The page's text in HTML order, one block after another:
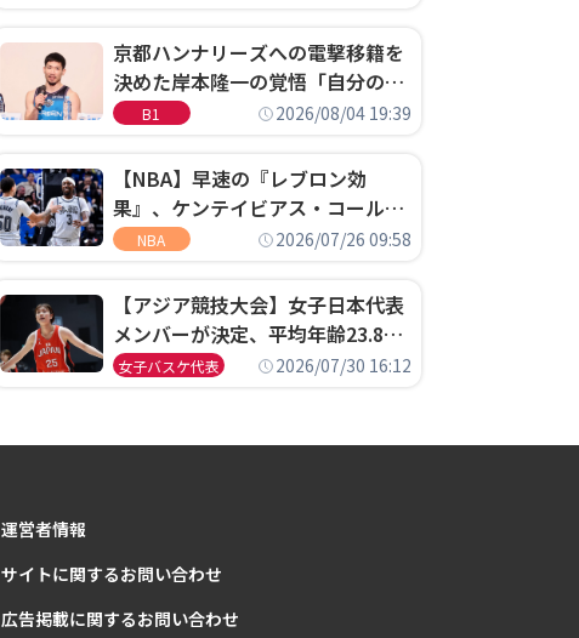
決定
京都ハンナリーズへの電撃移籍を
決めた岸本隆一の覚悟「自分のエ
ゴというちっぽけなことのため
B1 2026/08/04 19:39
【NBA】早速の『レブロン効
果』、ケンテイビアス・コールド
ウェル・ポープがセブンティシク
NBA 2026/07/26 09:58
【アジア競技大会】女子日本代表
メンバーが決定、平均年齢23.8歳
のフレッシュなメンバーが日本開
女子バスケ代表 2026/07/30 16:12
運営者情報
サイトに関するお問い合わせ
広告掲載に関するお問い合わせ